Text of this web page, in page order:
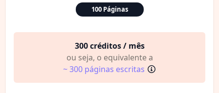
100 Páginas
300 créditos / mês
ou seja, o equivalente a
~ 300 páginas escritas